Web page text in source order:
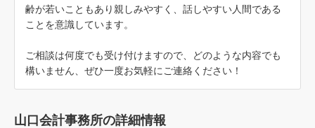
齢が若いこともあり親しみやすく、話しやすい人間である
ことを意識しています。
ご相談は何度でも受け付けますので、どのような内容でも
構いません、ぜひ一度お気軽にご連絡ください！
山口会計事務所の詳細情報